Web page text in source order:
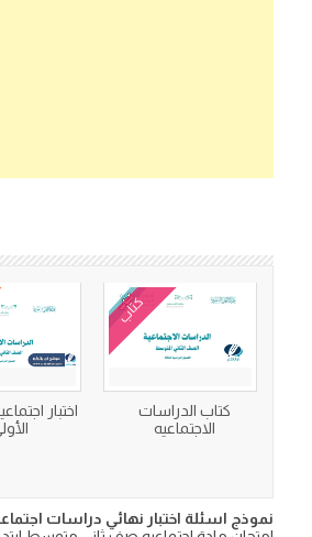
كتاب
كتاب الدراسات
الاجتماعيه
اختبار
نموذج اسئلة اختبار نهائي دراسات